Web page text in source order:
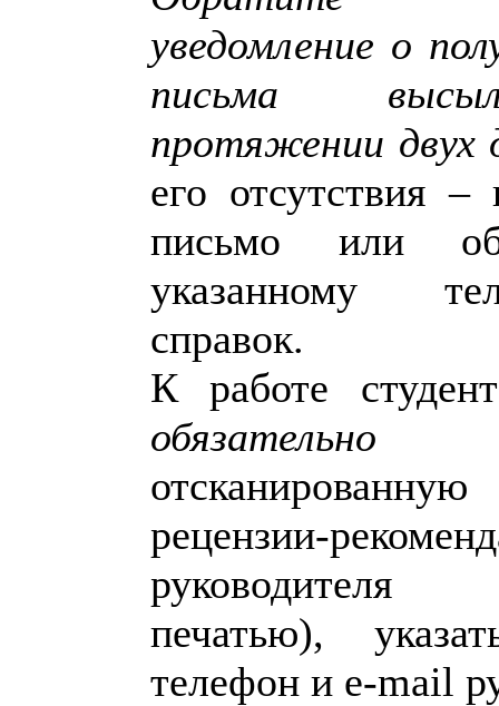
уведомление о
письма
протяжении двух
его отсутствия –
письмо или
указанному
справок.
К работе
обязательно
рецензии-
руководителя
печатью),
телефон и e-mail